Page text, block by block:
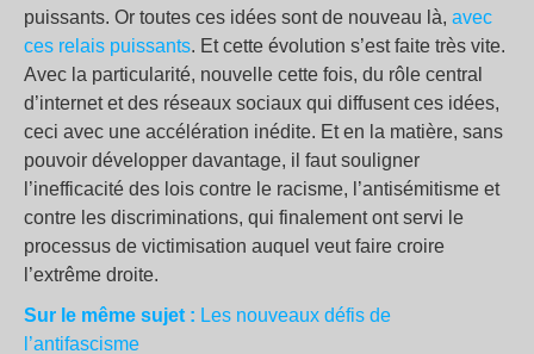
puissants. Or toutes ces idées sont de nouveau là, avec
ces relais puissants. Et cette évolution s’est faite très vite.
Avec la particularité, nouvelle cette fois, du rôle central
d’internet et des réseaux sociaux qui diffusent ces idées,
ceci avec une accélération inédite. Et en la matière, sans
pouvoir développer davantage, il faut souligner
l’inefficacité des lois contre le racisme, l’antisémitisme et
contre les discriminations, qui finalement ont servi le
processus de victimisation auquel veut faire croire
l’extrême droite.
Sur le même sujet : Les nouveaux défis de
l’antifascisme